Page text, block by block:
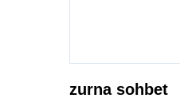
zurna sohbet